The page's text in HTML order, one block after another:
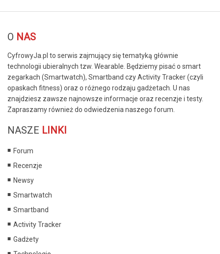
O NAS
CyfrowyJa.pl to serwis zajmujący się tematyką głównie
technologii ubieralnych tzw. Wearable. Będziemy pisać o smart
zegarkach (Smartwatch), Smartband czy Activity Tracker (czyli
opaskach fitness) oraz o różnego rodzaju gadżetach. U nas
znajdziesz zawsze najnowsze informacje oraz recenzje i testy.
Zapraszamy również do odwiedzenia naszego forum.
NASZE LINKI
Forum
Recenzje
Newsy
Smartwatch
Smartband
Activity Tracker
Gadżety